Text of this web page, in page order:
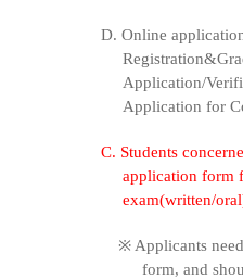
D. Online
Application/
Application for
C. Students
application form
exam(written/
※Applicants
form, and